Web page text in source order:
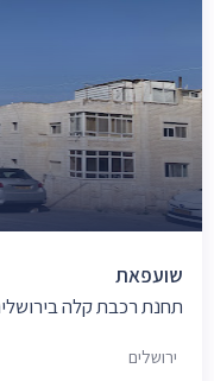
שועפאת
תחנת רכבת קלה
ירושלים